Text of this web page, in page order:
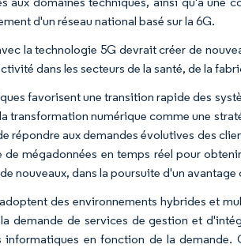
d'un réseau national basé sur la 6G.
la technologie 5G devrait créer de
dans les secteurs de la santé, de la
favorisent une transition rapide des
transformation numérique comme une
répondre aux demandes évolutives des
de mégadonnées en temps réel pour
nouveaux, dans la poursuite d'un
des environnements hybrides et
demande de services de gestion et
informatiques en fonction de la